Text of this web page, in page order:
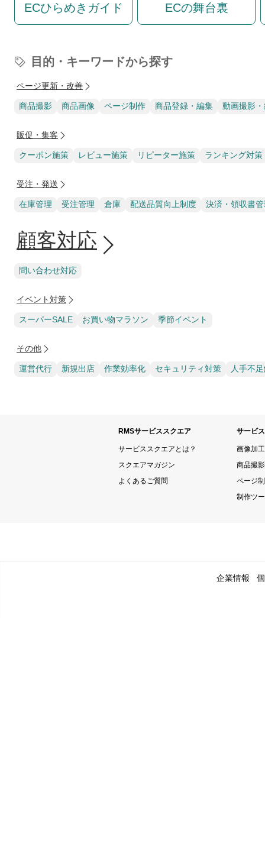
ECひらめきガイド ECの舞台裏
目的・キーワードから探す
ページ更新・改善
商品撮影 商品画像 ページ制作 商品登録・編集 動画撮影
販促・集客
クーポン施策 レビュー施策 リピーター施策 ランキング対策
受注・発送
在庫管理 受注管理 倉庫 配送品質向上制度 決済・領収書
顧客対応
問い合わせ対応
イベント対策
スーパーSALE お買い物マラソン 季節イベント
その他
運営代行 新規出店 作業効率化 セキュリティ対策 人手不
RMSサービススクエア
サービススクエアとは？
スクエアマガジン
よくあるご質問
サービ
画像加
商品撮影
ページ
制作ツ
企業情報